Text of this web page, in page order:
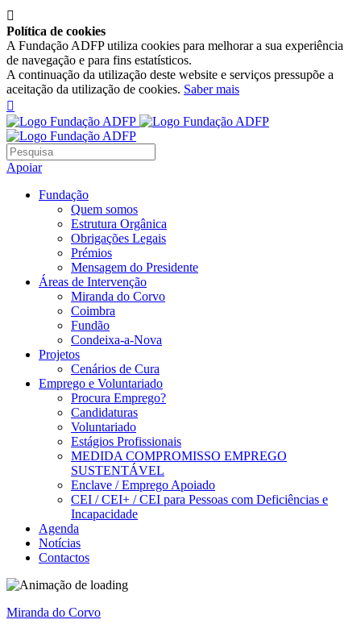

Política de cookies
A Fundação ADFP utiliza cookies para melhorar a sua experiência
de navegação e para fins estatísticos.
A continuação da utilização deste website e serviços pressupõe a
aceitação da utilização de cookies. Saber mais

Apoiar
Fundação
Quem somos
Estrutura Orgânica
Obrigações Legais
Prémios
Mensagem do Presidente
Áreas de Intervenção
Miranda do Corvo
Coimbra
Fundão
Condeixa-a-Nova
Projetos
Cenários de Cura
Emprego e Voluntariado
Procura Emprego?
Candidaturas
Voluntariado
Estágios Profissionais
MEDIDA COMPROMISSO EMPREGO
SUSTENTÁVEL
Enclave / Emprego Apoiado
CEI / CEI+ / CEI para Pessoas com Deficiências e
Incapacidade
Agenda
Notícias
Contactos
Miranda do Corvo